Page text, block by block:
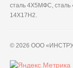
сталь 4Х5МФС, сталь
14Х17Н2.
© 2026 ООО